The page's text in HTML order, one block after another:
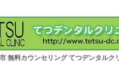
無料カウンセリング てつデンタルク